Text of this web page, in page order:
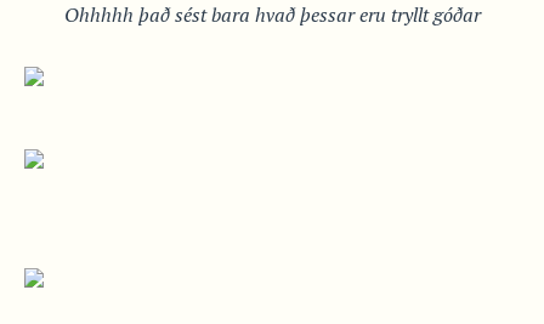
Ohhhhh það sést bara hvað þessar eru tryllt góðar